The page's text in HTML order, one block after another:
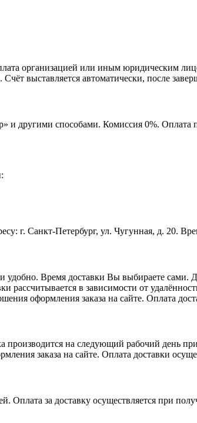
организацией или иным юридическим
выставляется автоматически, после
и другими способами. Комиссия 0%.
г. Санкт-Петербург, ул. Чугунная, д. 20.
удобно. Время доставки Вы выбираете
рассчитывается в зависимости от
оформления заказа на сайте. Оплата
производится на следующий рабочий день
заказа на сайте. Оплата доставки
Оплата за доставку осуществляется при